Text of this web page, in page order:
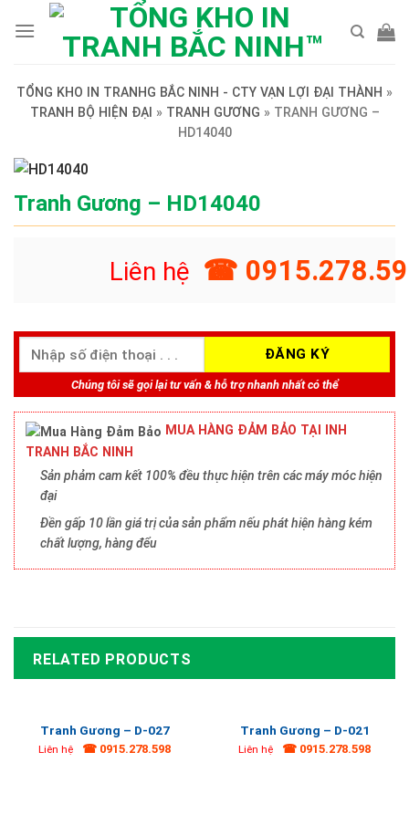
TỔNG KHO IN TRANHG BẮC NINH - CTY VẠN LỢI ĐẠI THÀNH »
TRANH BỘ HIỆN ĐẠI » TRANH GƯƠNG » TRANH GƯƠNG –
HD14040
Tranh Gương – HD14040
Liên hệ ☎
Chúng tôi sẽ gọi lại tư vấn & hỗ trợ nhanh nhất có thể
MUA HÀNG ĐẢM BẢO TẠI INH
TRANH BẮC NINH
Sản phảm cam kết 100% đều thực hiện trên các máy móc hiện
đại
Đền gấp 10 lần giá trị của sản phẩm nếu phát hiện hàng kém
chất lượng, hàng đểu
RELATED PRODUCTS
Tranh Gương – D-027
Liên hệ ☎ 0915.278.598
Tranh Gương – D-021
Liên hệ ☎ 0915.278.598